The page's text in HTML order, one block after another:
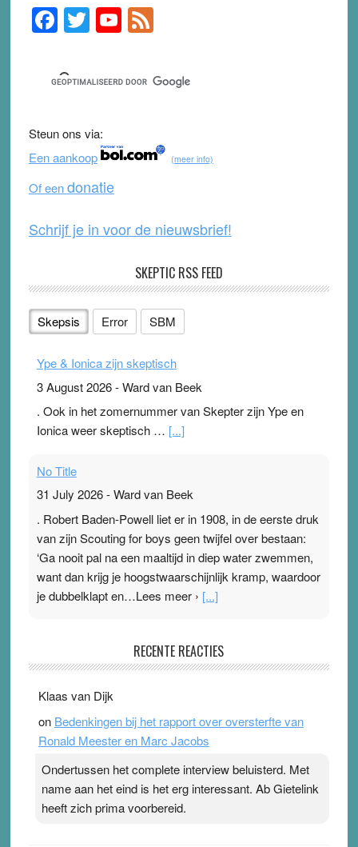
Primary
Sidebar
F
a
c
e
b
o
o
k
T
wi
tt
er
Y
o
u
T
b
e
F
e
d
Steun ons via:
Een aankoop
(meer info)
Of eendonatie
Schrijf je in voor de nieuwsbrief!
SKEPTIC RSS FEED
Skepsis Error SBM
Ype & Ionica zijn skeptisch
3 August 2026-Ward van Beek
. Ook in het zomernummer van Skepter zijn Ype en
Ionica weer skeptisch … [...]
No Title
31 July 2026-Ward van Beek
. Robert Baden-Powell liet er in 1908, in de eerste druk
van zijn Scouting for boys geen twijfel over bestaan:
‘Ga nooit pal na een maaltijd in diep water zwemmen,
want dan krijg je hoogstwaarschijnlijk kramp, waardoor
je dubbelklapt en…Lees meer › [...]
Ward van Beek
topsporters. Ze hopen ermee hun hartslag te verlagen
terwijl ze meer zuurstof opnemen. Daarop heeft zo’n
pleister geen effect. Maar het gevoel ‘makkelijker te
Pleisterplakkers in de topspsort ›[...]
RECENTE REACTIES
Klaas van Dijk
on Bedenkingen bij het rapport over oversterfte van
Ronald Meester en Marc Jacobs
Ondertussen het complete interview beluisterd. Met
name aan het eind is het erg interessant. Ab Gietelink
heeft zich prima voorbereid.